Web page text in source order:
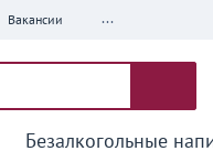
Вакансии ...
Безалкогольные